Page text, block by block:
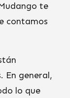
te
contamos
En general,
lo que